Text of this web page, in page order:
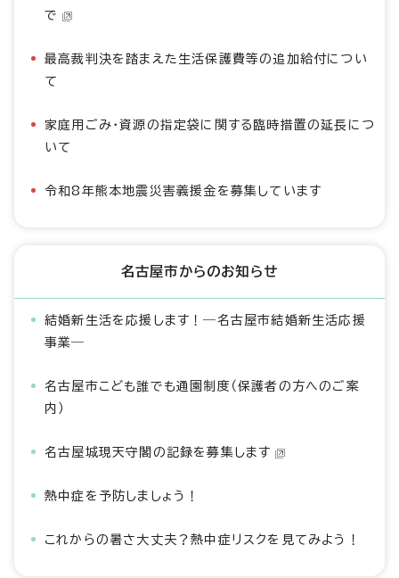
で
最高裁判決を踏まえた生活保護費等の追加給付につい
て
家庭用ごみ・資源の指定袋に関する臨時措置の延長につ
いて
令和8年熊本地震災害義援金を募集しています
名古屋市からのお知らせ
結婚新生活を応援します！―名古屋市結婚新生活応援
事業―
名古屋市こども誰でも通園制度（保護者の方へのご案
内）
名古屋城現天守閣の記録を募集します
熱中症を予防しましょう！
これからの暑さ大丈夫？熱中症リスクを見てみよう！